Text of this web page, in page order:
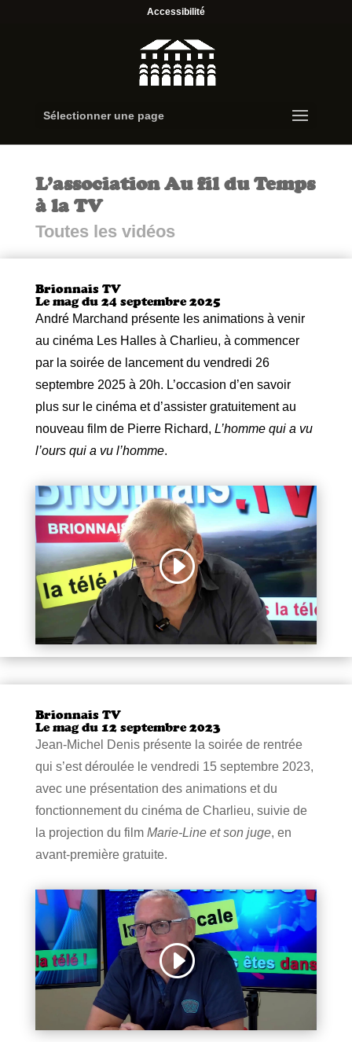
Accessibilité
Sélectionner une page
L’association Au fil du Temps
à la TV
Toutes les vidéos
Brionnais TV
Le mag du 24 septembre 2025
André Marchand présente les animations à venir
au cinéma Les Halles à Charlieu, à commencer
par la soirée de lancement du vendredi 26
septembre 2025 à 20h. L’occasion d’en savoir
plus sur le cinéma et d’assister gratuitement au
nouveau film de Pierre Richard, L’homme qui a vu
l’ours qui a vu l’homme.
Brionnais TV
Le mag du 12 septembre 2023
Jean-Michel Denis présente la soirée de rentrée
qui s’est déroulée le vendredi 15 septembre 2023,
avec une présentation des animations et du
fonctionnement du cinéma de Charlieu, suivie de
la projection du film Marie-Line et son juge, en
avant-première gratuite.